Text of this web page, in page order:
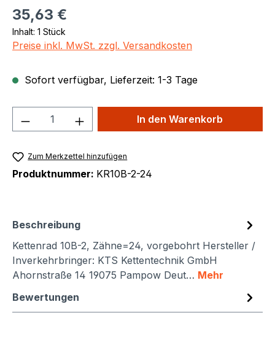
Regulärer Preis:
35,63 €
Inhalt: 1 Stück
Preise inkl. MwSt. zzgl. Versandkosten
Sofort verfügbar, Lieferzeit: 1-3 Tage
Produkt Anzahl: Gib denIn den Warenkorb
Zum Merkzettel hinzufügen
Produktnummer: KR10B-2-24
Beschreibung
Kettenrad 10B-2, Zähne=24, vorgebohrt Hersteller /
Inverkehrbringer: KTS Kettentechnik GmbH
Ahornstraße 14 19075 Pampow Deut… Mehr
Bewertungen